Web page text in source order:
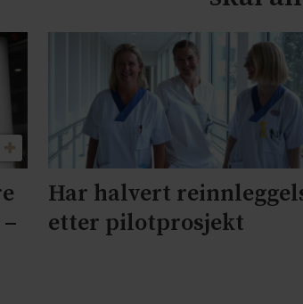
Har halvert
etter pilotprosjekt